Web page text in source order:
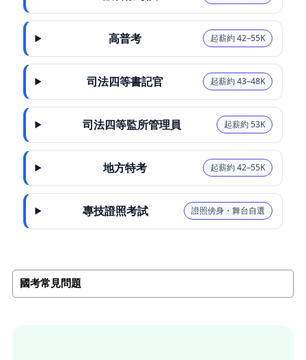
高普考 起薪約 42–55K
司法四等書記官 起薪約 43–48K
司法四等監所管理員 起薪約 53K
地方特考 起薪約 42–55K
專技證照考試 證照傍身・舞台自選
國考常見問題